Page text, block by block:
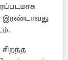
இரண்டாவது